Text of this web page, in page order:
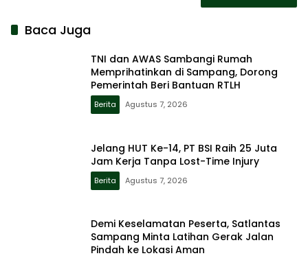
Baca Juga
TNI dan AWAS Sambangi Rumah
Memprihatinkan di Sampang, Dorong
Pemerintah Beri Bantuan RTLH
Berita Agustus 7, 2026
Jelang HUT Ke-14, PT BSI Raih 25 Juta
Jam Kerja Tanpa Lost-Time Injury
Berita Agustus 7, 2026
Demi Keselamatan Peserta, Satlantas
Sampang Minta Latihan Gerak Jalan
Pindah ke Lokasi Aman